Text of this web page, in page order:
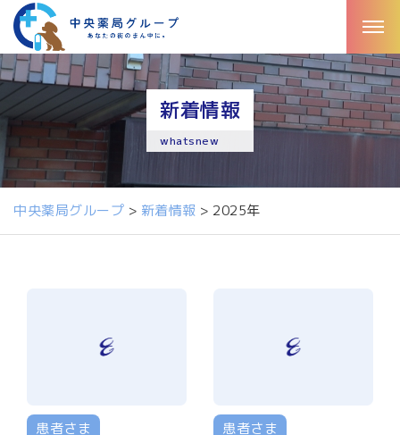
新着情報
whatsnew
中央薬局グループ > 新着情報 > 2025年
患者さま 患者さま